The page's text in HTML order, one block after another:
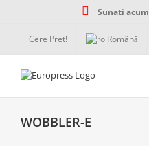
Sunati
Cere Pret! Română
WOBBLER-E